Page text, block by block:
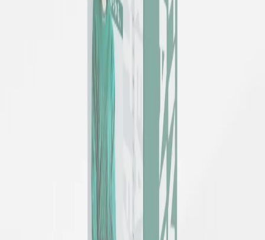
売場のスペースや商品量に合わせて、2段・3段を選びやす
い可変タイプです。展開条件が店舗ごとに変わる案件でも、
ひとつの考え方で運用しやすくなります。
商品面を斜めに起こして見せやすい4段構成のフロア什器で
す。パンフレットや奥行きの小さい商品など、正面の情報を
しっかり見せたい商材に向いています。